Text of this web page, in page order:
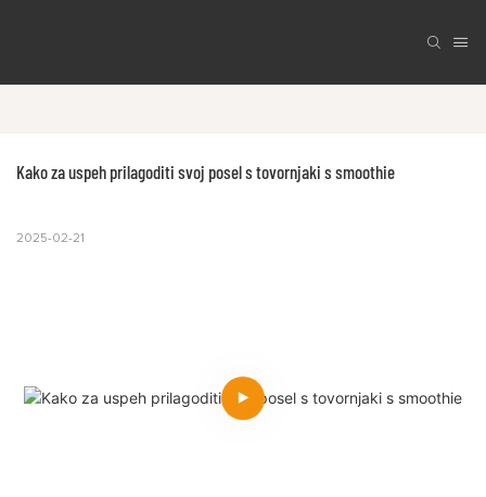
Kako za uspeh prilagoditi svoj posel s tovornjaki s smoothie
2025-02-21